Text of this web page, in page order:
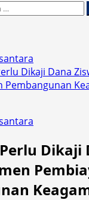
Dikaji Dana
Pembangunan
Dikaji